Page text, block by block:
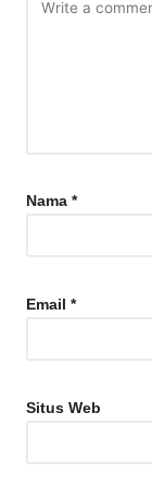
Nama *
Email *
Situs Web